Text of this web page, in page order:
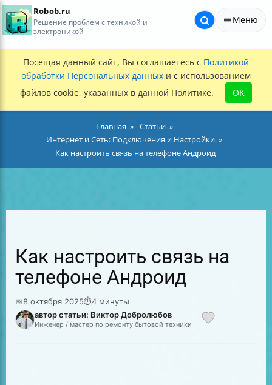
Robob.ru
Решение проблем с техникой и
электроникой
Меню
Посещая данный сайт, Вы соглашаетесь с Политикой
обработки Персональных данных и с использованием
файлов cookie, указанных в данной Политике.
OK
Главная
Статьи
Интернет и Сеть: Подключения и Настройки
Как настроить связь на телефоне Андроид
Как настроить связь на
телефоне Андроид
📅8 октября 2025⏱4 минуты
автор статьи: Виктор Добролюбов
Инженер / мастер по ремонту бытовой техники